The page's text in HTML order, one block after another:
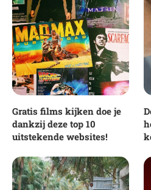
Gratis films kijken doe je
dankzij deze top 10
uitstekende websites!